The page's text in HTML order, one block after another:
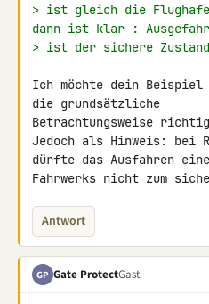
> ist gleich die
dann ist klar :
> ist der sichere
Ich möchte dein
die grundsätzliche
Betrachtungsweise
Jedoch als Hinweis: bei
dürfte das Ausfahren
Fahrwerks nicht zum
Antwort
GP Gate ProtectGast